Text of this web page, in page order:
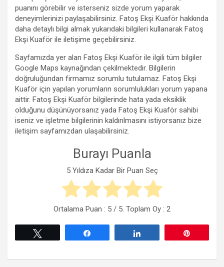
puanını görebilir ve isterseniz sizde yorum yaparak
deneyimlerinizi paylaşabilirsiniz. Fatoş Ekşi Kuaför hakkında
daha detaylı bilgi almak yukarıdaki bilgileri kullanarak Fatoş
Ekşi Kuaför ile iletişime geçebilirsiniz.
Sayfamızda yer alan Fatoş Ekşi Kuaför ile ilgili tüm bilgiler
Google Maps kaynağından çekilmektedir. Bilgilerin
doğruluğundan firmamız sorumlu tutulamaz. Fatoş Ekşi
Kuaför için yapılan yorumların sorumlulukları yorum yapana
aittir. Fatoş Ekşi Kuaför bilgilerinde hata yada eksiklik
olduğunu düşünüyorsanız yada Fatoş Ekşi Kuaför sahibi
iseniz ve işletme bilgilerinin kaldırılmasını istiyorsanız bize
iletişim sayfamızdan ulaşabilirsiniz.
Burayı Puanla
5 Yıldıza Kadar Bir Puan Seç
Ortalama Puan : 5 / 5. Toplam Oy : 2